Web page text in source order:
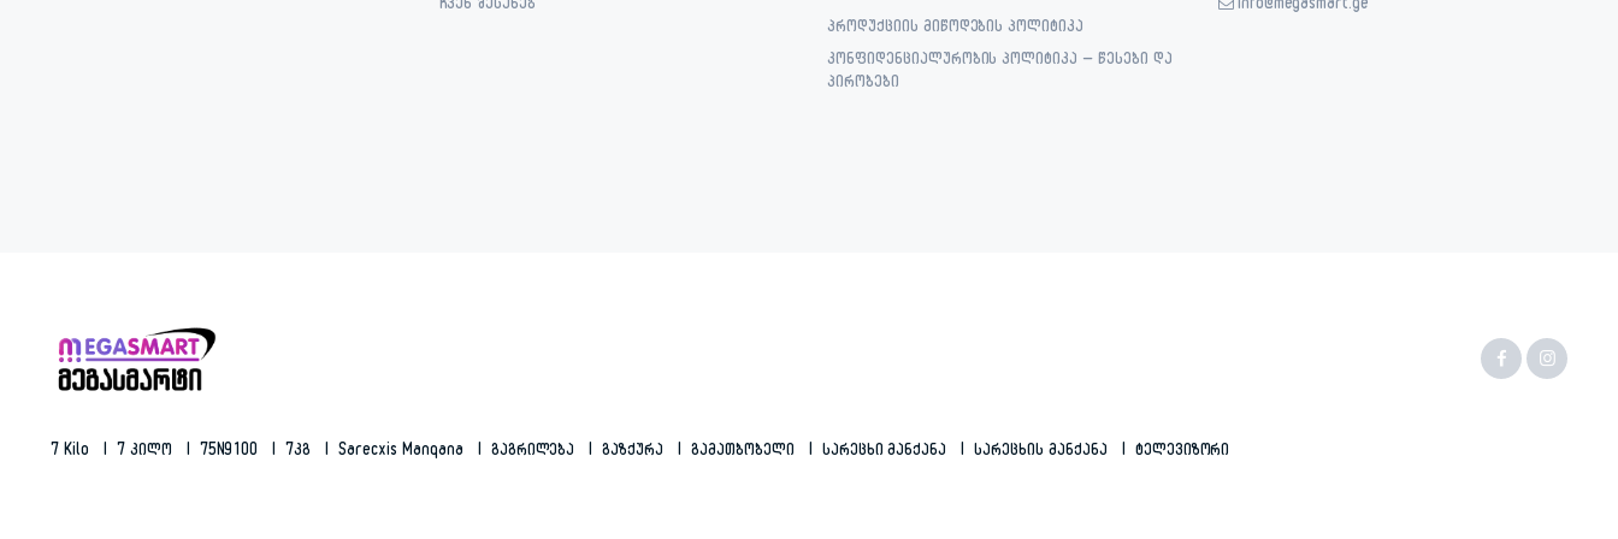
ჩვენ შესახებ
პროდუქციის მიწოდების პოლიტიკა
კონფიდენციალურობის პოლიტიკა – წესები და
პირობები
info@megasmart.ge
7 Kilo 7 Კილო 75N9100 7კგ Sarecxis Manqana Გაგრილება Გაზქურა Გამათბობელი Სარეცხი Მანქანა Სარეცხის Მანქანა Ტელევიზორი